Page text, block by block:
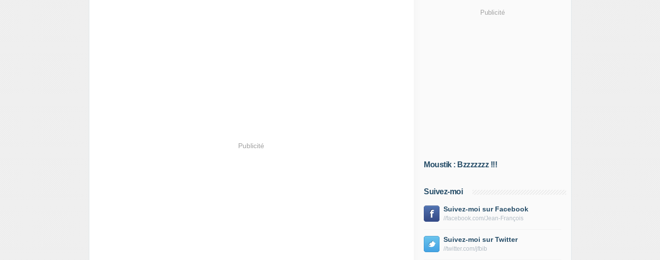
Publicité
Publicité
Moustik : Bzzzzzzz !!!
Suivez-moi
Suivez-moi sur Facebook
//facebook.com/Jean-François
Suivez-moi sur Twitter
//twitter.com/jfbib